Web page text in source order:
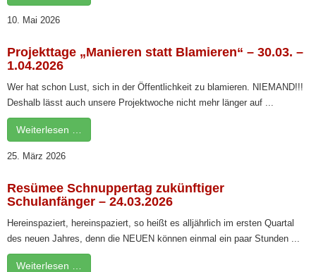
10. Mai 2026
Projekttage „Manieren statt Blamieren“ – 30.03. –
1.04.2026
Wer hat schon Lust, sich in der Öffentlichkeit zu blamieren. NIEMAND!!!
Deshalb lässt auch unsere Projektwoche nicht mehr länger auf ...
Weiterlesen …
25. März 2026
Resümee Schnuppertag zukünftiger
Schulanfänger – 24.03.2026
Hereinspaziert, hereinspaziert, so heißt es alljährlich im ersten Quartal
des neuen Jahres, denn die NEUEN können einmal ein paar Stunden ...
Weiterlesen …